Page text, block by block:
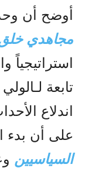
أوضح أن
مجاهدي خلق
تابعة
اندلاع
على أن بدء
السياسيين